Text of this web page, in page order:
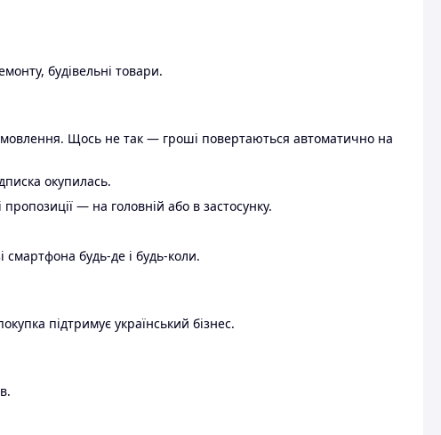
будівельні товари.
Щось не так — гроші повертаються автоматично на
окупилась.
— на головній або в застосунку.
смартфона будь-де і будь-коли.
підтримує український бізнес.